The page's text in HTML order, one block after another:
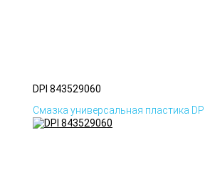
DPI 843529060
Смазка универсальная пластика